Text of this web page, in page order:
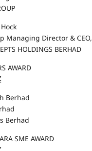
Managing Director & CEO,
HOLDINGS BERHAD
AWARD
Berhad
Berhad
SME AWARD